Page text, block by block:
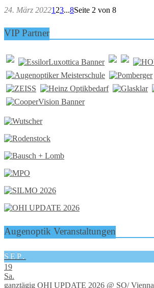
24. März 20221 23...8Seite 2 von 8
VIP Partner
Augenoptik Veranstaltungen
SEP.
19
Sa.
ganztägig OHI UPDATE 2026 @ SO/ Vienna